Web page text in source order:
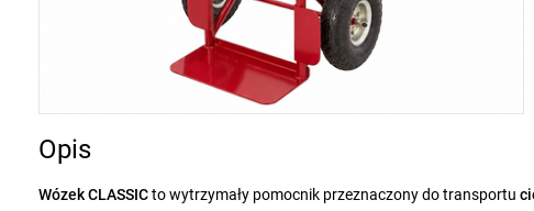
Opis
Wózek CLASSICto wytrzymały pomocnik przeznaczony do transportu